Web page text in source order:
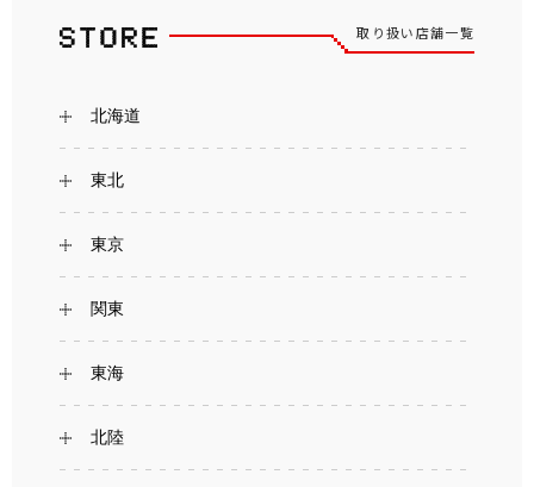
取り扱い店舗一覧
北海道
東北
東京
関東
東海
北陸